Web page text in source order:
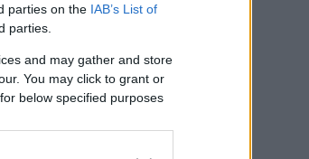
parties on the IAB’s List of
parties.
and may gather and store
You may click to grant or
below specified purposes